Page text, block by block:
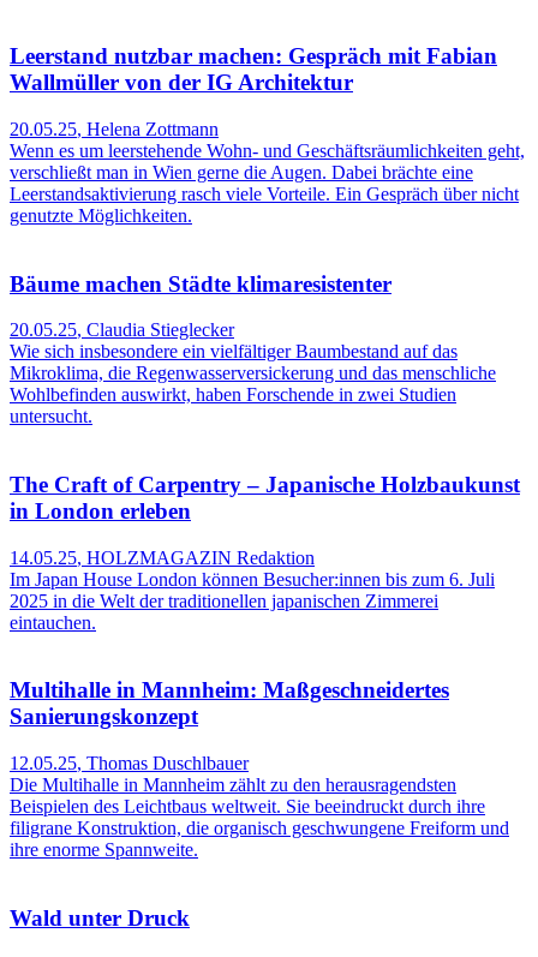
Leerstand nutzbar machen: Gespräch mit Fabian
Wallmüller von der IG Architektur
20.05.25, Helena Zottmann
Wenn es um leerstehende Wohn- und Geschäftsräumlichkeiten geht,
verschließt man in Wien gerne die Augen. Dabei brächte eine
Leerstandsaktivierung rasch viele Vorteile. Ein Gespräch über nicht
genutzte Möglichkeiten.
Bäume machen Städte klimaresistenter
20.05.25, Claudia Stieglecker
Wie sich insbesondere ein vielfältiger Baumbestand auf das
Mikroklima, die Regenwasserversickerung und das menschliche
Wohlbefinden auswirkt, haben Forschende in zwei Studien
untersucht.
The Craft of Carpentry – Japanische Holzbaukunst
in London erleben
14.05.25, HOLZMAGAZIN Redaktion
Im Japan House London können Besucher:innen bis zum 6. Juli
2025 in die Welt der traditionellen japanischen Zimmerei
eintauchen.
Multihalle in Mannheim: Maßgeschneidertes
Sanierungskonzept
12.05.25, Thomas Duschlbauer
Die Multihalle in Mannheim zählt zu den herausragendsten
Beispielen des Leichtbaus weltweit. Sie beeindruckt durch ihre
filigrane Konstruktion, die organisch geschwungene Freiform und
ihre enorme Spannweite.
Wald unter Druck